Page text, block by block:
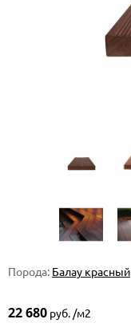
Порода: Балау красный
22 680 руб. /м2